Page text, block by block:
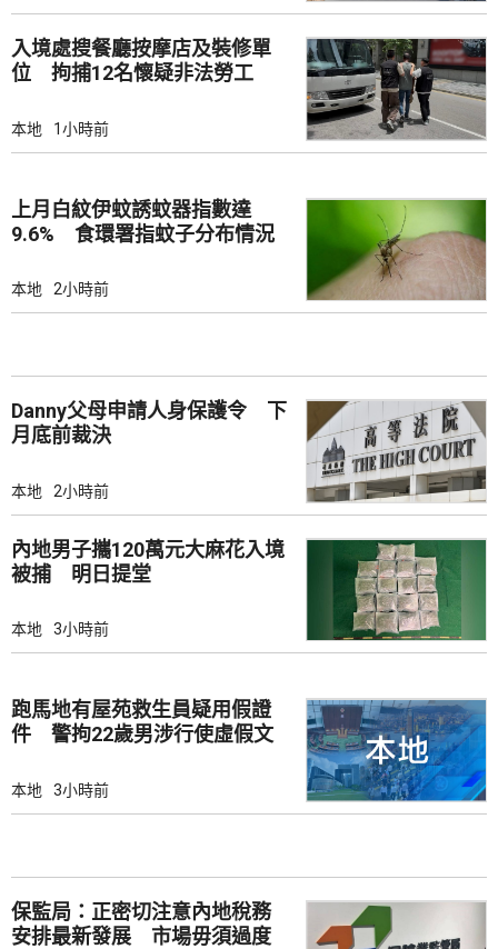
入境處搜餐廳按摩店及裝修單
位 拘捕12名懷疑非法勞工
本地 1小時前
上月白紋伊蚊誘蚊器指數達
9.6% 食環署指蚊子分布情況
本地 2小時前
Danny父母申請人身保護令 下
月底前裁決
本地 2小時前
內地男子攜120萬元大麻花入境
被捕 明日提堂
本地 3小時前
跑馬地有屋苑救生員疑用假證
件 警拘22歲男涉行使虛假文
本地 3小時前
保監局：正密切注意內地稅務
安排最新發展 市場毋須過度